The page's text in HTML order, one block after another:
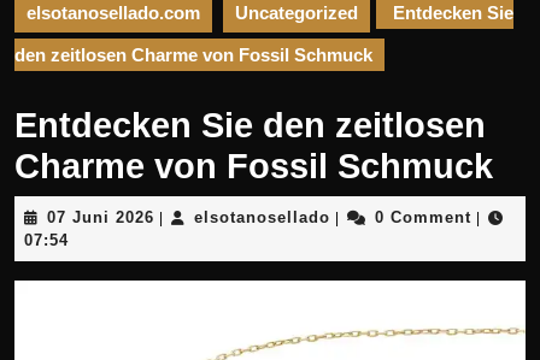
elsotanosellado.com Uncategorized Entdecken Sie
den zeitlosen Charme von Fossil Schmuck
Entdecken Sie den zeitlosen
Charme von Fossil Schmuck
07 Juni 2026 07
2026
| elsotanosellado elsotanosellado
| 0 Comment |
07:54